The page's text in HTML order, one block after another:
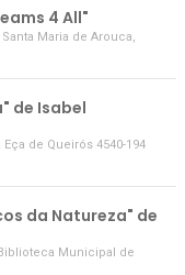
4 All"
Maria de Arouca,
de Isabel
Eça de Queirós 4540-194
da Natureza" de
Municipal de